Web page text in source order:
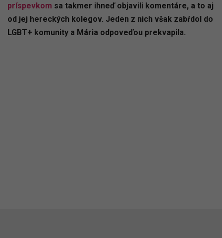
príspevkom sa takmer ihneď objavili komentáre, a to aj
od jej hereckých kolegov. Jeden z nich však zabŕdol do
LGBT+ komunity a Mária odpoveďou prekvapila.